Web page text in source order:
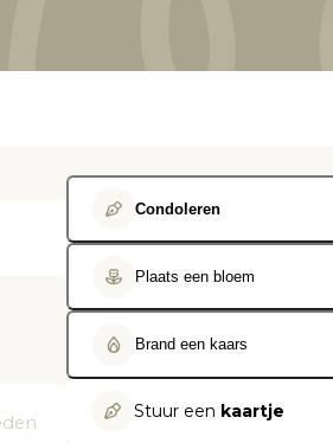
Condoleren
Plaats een bloem
Brand een kaars
Stuur een kaartje